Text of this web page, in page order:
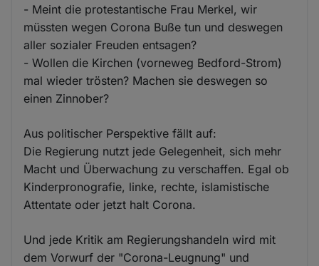
- Meint die protestantische Frau Merkel, wir
müssten wegen Corona Buße tun und deswegen
aller sozialer Freuden entsagen?
- Wollen die Kirchen (vorneweg Bedford-Strom)
mal wieder trösten? Machen sie deswegen so
einen Zinnober?
Aus politischer Perspektive fällt auf:
Die Regierung nutzt jede Gelegenheit, sich mehr
Macht und Überwachung zu verschaffen. Egal ob
Kinderpronografie, linke, rechte, islamistische
Attentate oder jetzt halt Corona.
Und jede Kritik am Regierungshandeln wird mit
dem Vorwurf der "Corona-Leugnung" und